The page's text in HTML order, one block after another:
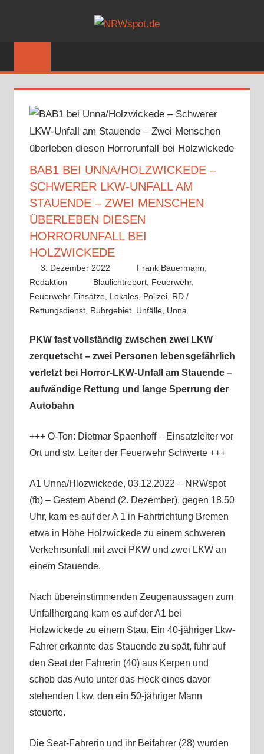
springen
Bewegendes
NRWspot.de
BAB1 BEI UNNA/HOLZWICKEDE –
SCHWERER LKW-UNFALL AM
STAUENDE – ZWEI MENSCHEN
ÜBERLEBEN DIESEN
HORRORUNFALL BEI
HOLZWICKEDE
3. Dezember 2022
Frank Bauermann,
Redaktion
Blaulichtreport Feuerwehr,
Feuerwehr-Einsätze, Lokales, Polizei, RD /
Rettungsdienst, Ruhrgebiet, Unfälle, Unna
PKW fast vollständig zwischen zwei LKW
zerquetscht – zwei Personen lebensgefährlich
verletzt bei Horror-LKW-Unfall am Stauende –
aufwändige Rettung und lange Sperrung der
Autobahn
+++ O-Ton: Dietmar Spaenhoff – Einsatzleiter vor
Ort und stv. Leiter der Feuerwehr Schwerte +++
A1 Unna/Hlozwickede, 03.12.2022 – NRWspot
(fb) – Gestern Abend (2. Dezember), gegen 18.50
Uhr, kam es auf der A 1 in Fahrtrichtung Bremen
etwa in Höhe Holzwickede zu einem schweren
Verkehrsunfall mit zwei PKW und zwei LKW an
einem Stauende.
Nach übereinstimmenden Zeugenaussagen zum
Unfallhergang kam es auf der A1 bei
Holzwickede zu einem Stau. Ein 40-jähriger Lkw-
Fahrer erkannte das Stauende zu spät, fuhr auf
den Seat der Fahrerin (40) aus Kerpen und
schob das Auto unter das Heck eines davor
stehenden Lkw, den ein 50-jähriger Mann
steuerte.
Die Seat-Fahrerin und ihr Beifahrer (28) wurden